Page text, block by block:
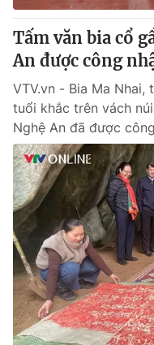
Tấm văn bia cổ
An được công
VTV.vn - Bia Ma Nhai,
tuổi khắc trên vách
Nghệ An đã được